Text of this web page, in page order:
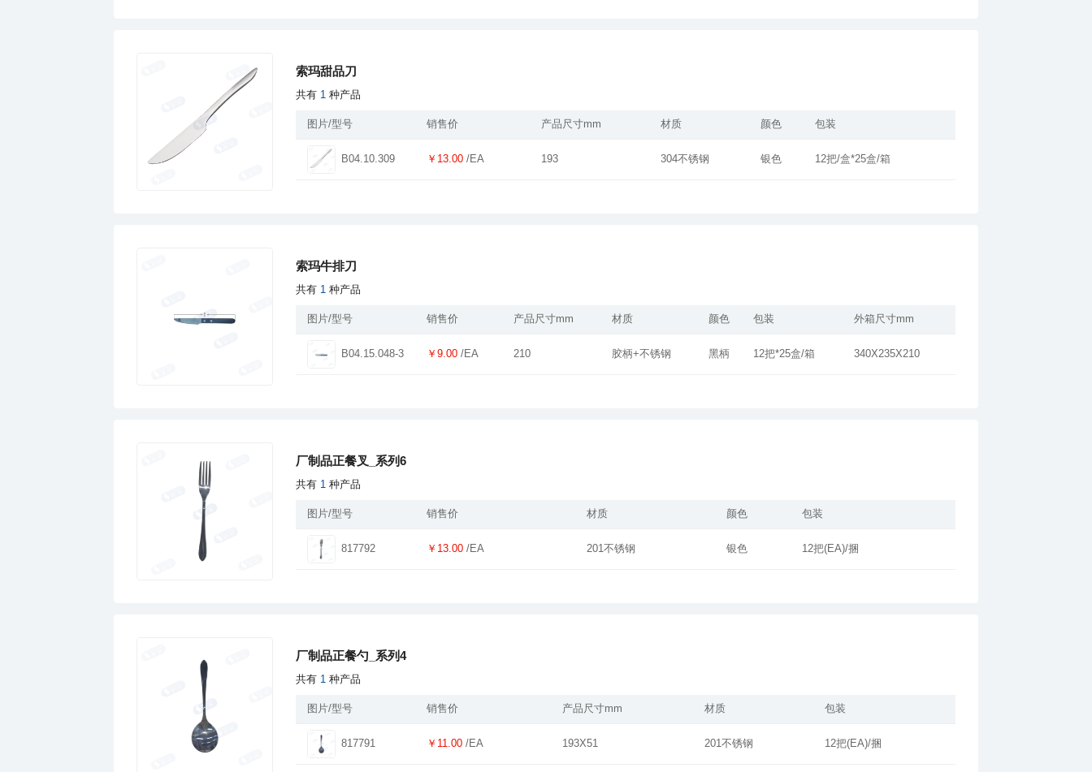
索玛甜品刀
共有 1 种产品
图片/型号 销售价 产品尺寸mm 材质 颜色 包装
B04.10.309 ￥13.00 /EA 193 304不锈钢 银色 12把/盒*25盒/箱
索玛牛排刀
共有 1 种产品
图片/型号 销售价 产品尺寸mm 材质 颜色 包装 外箱尺寸mm
B04.15.048-3 ￥9.00 /EA 210 胶柄+不锈钢 黑柄 12把*25盒/箱 340X235X210
厂制品正餐叉_系列6
共有 1 种产品
图片/型号 销售价 材质 颜色 包装
817792 ￥13.00 /EA 201不锈钢 银色 12把(EA)/捆
厂制品正餐勺_系列4
共有 1 种产品
图片/型号 销售价 产品尺寸mm 材质 包装
817791 ￥11.00 /EA 193X51 201不锈钢 12把(EA)/捆